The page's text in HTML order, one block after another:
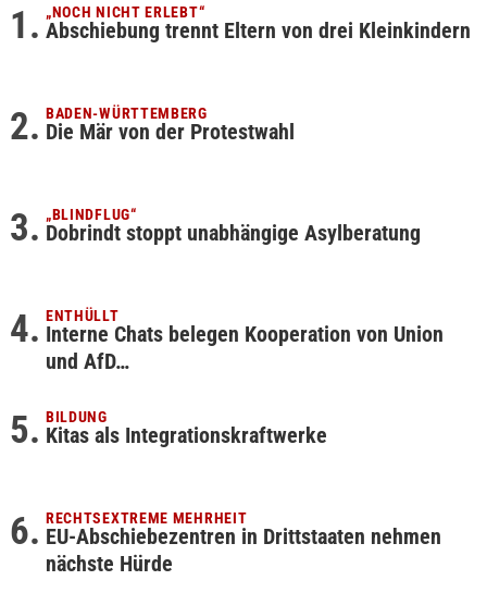
„NOCH NICHT ERLEBT“
Abschiebung trennt Eltern von drei Kleinkindern
BADEN-WÜRTTEMBERG
Die Mär von der Protestwahl
„BLINDFLUG“
Dobrindt stoppt unabhängige Asylberatung
ENTHÜLLT
Interne Chats belegen Kooperation von Union
und AfD…
BILDUNG
Kitas als Integrationskraftwerke
RECHTSEXTREME MEHRHEIT
EU-Abschiebezentren in Drittstaaten nehmen
nächste Hürde